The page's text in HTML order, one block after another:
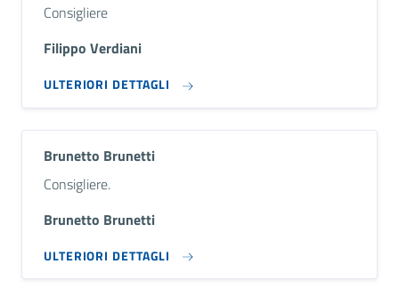
Descrizione breve
Consigliere
Filippo Verdiani
ULTERIORI DETTAGLI
Brunetto Brunetti
Descrizione breve
Consigliere.
Brunetto Brunetti
ULTERIORI DETTAGLI